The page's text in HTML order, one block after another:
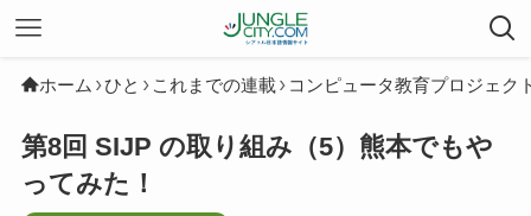
ホーム ひと これまでの連載 コンピュータ教育プロジェク
第8回 SIJP の取り組み（5）熊本でもや
ってみた！